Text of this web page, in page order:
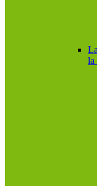
la